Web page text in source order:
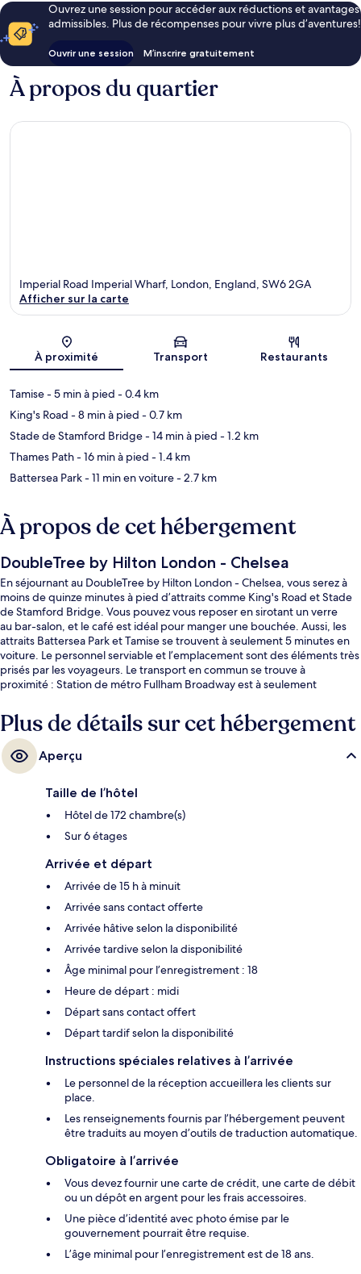
Ouvrez une session pour accéder aux réductions et avantages
admissibles. Plus de récompenses pour vivre plus d’aventures!
Ouvrir une session M’inscrire gratuitement
À propos du quartier
Carte
Imperial Road Imperial Wharf, London, England, SW6 2GA
Afficher sur la carte
À proximité Transport Restaurants
Tamise- 5 min à pied - 0.4 km
King's Road - 8 min à pied - 0.7 km
Stade de Stamford Bridge- 14 min à pied - 1.2 km
Thames Path- 16 min à pied - 1.4 km
Battersea Park- 11 min en voiture- 2.7 km
À propos de cet hébergement
DoubleTree by Hilton London - Chelsea
En séjournant au DoubleTree by Hilton London - Chelsea, vous serez à
moins de quinze minutes à pied d’attraits comme King's Road et Stade
de Stamford Bridge. Vous pouvez vous reposer en sirotant un verre
au bar-salon, et le café est idéal pour manger une bouchée. Aussi, les
attraits Battersea Park et Tamise se trouvent à seulement 5 minutes en
voiture. Le personnel serviable et l’emplacement sont des éléments très
prisés par les voyageurs. Le transport en commun se trouve à
proximité : Station de métro Fullham Broadway est à seulement
Plus de détails sur cet hébergement
Aperçu
Taille de l’hôtel
Hôtel de 172 chambre(s)
Sur 6 étages
Arrivée et départ
Arrivée de 15 h à minuit
Arrivée sans contact offerte
Arrivée hâtive selon la disponibilité
Arrivée tardive selon la disponibilité
Âge minimal pour l’enregistrement : 18
Heure de départ : midi
Départ sans contact offert
Départ tardif selon la disponibilité
Instructions spéciales relatives à l’arrivée
Le personnel de la réception accueillera les clients sur
place.
Les renseignements fournis par l’hébergement peuvent
être traduits au moyen d’outils de traduction automatique.
Obligatoire à l’arrivée
Vous devez fournir une carte de crédit, une carte de débit
ou un dépôt en argent pour les frais accessoires.
Une pièce d’identité avec photo émise par le
gouvernement pourrait être requise.
L’âge minimal pour l’enregistrement est de 18 ans.